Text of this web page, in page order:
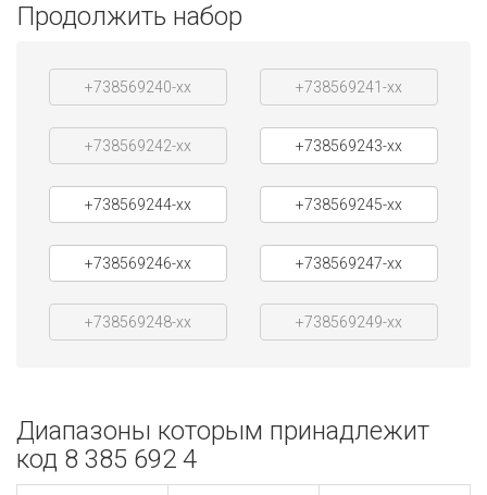
Продолжить набор
+738569240-xx +738569241-xx
+738569242-xx +738569243-xx
+738569244-xx +738569245-xx
+738569246-xx +738569247-xx
+738569248-xx +738569249-xx
Диапазоны которым принадлежит
код 8 385 692 4